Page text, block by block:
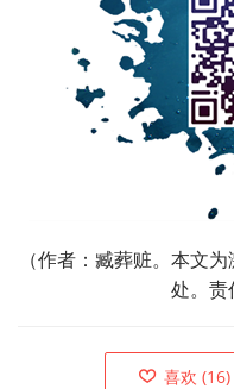
（作者：臧葬赃。本文
处。责
喜欢 (16)